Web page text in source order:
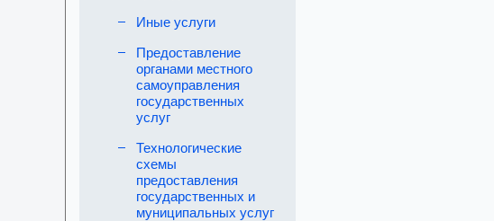
Иные услуги
Предоставление
органами местного
самоуправления
государственных
услуг
Технологические
схемы
предоставления
государственных и
муниципальных услуг